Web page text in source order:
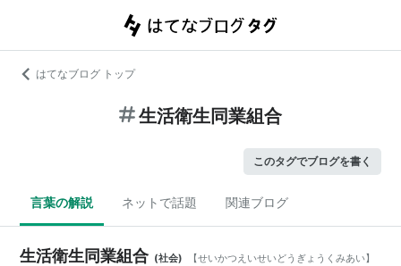
はてなブログ トップ
生活衛生同業組合
このタグでブログを書く
言葉の解説 ネットで話題 関連ブログ
生活衛生同業組合 (社会) 【せいかつえいせいどうぎょうくみあい】